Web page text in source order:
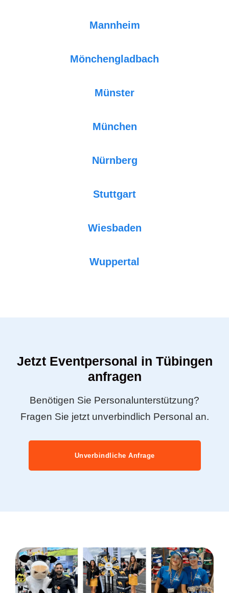
Mannheim
Mönchengladbach
Münster
München
Nürnberg
Stuttgart
Wiesbaden
Wuppertal
Jetzt Eventpersonal in Tübingen
anfragen
Benötigen Sie Personalunterstützung?
Fragen Sie jetzt unverbindlich Personal an.
Unverbindliche Anfrage